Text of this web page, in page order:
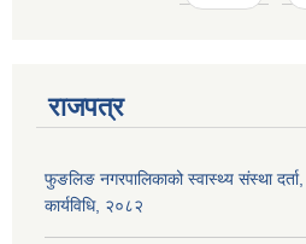
राजपत्र
फुङलिङ नगरपालिकाको स्वास्थ्य संस्था
कार्यविधि, २०८२